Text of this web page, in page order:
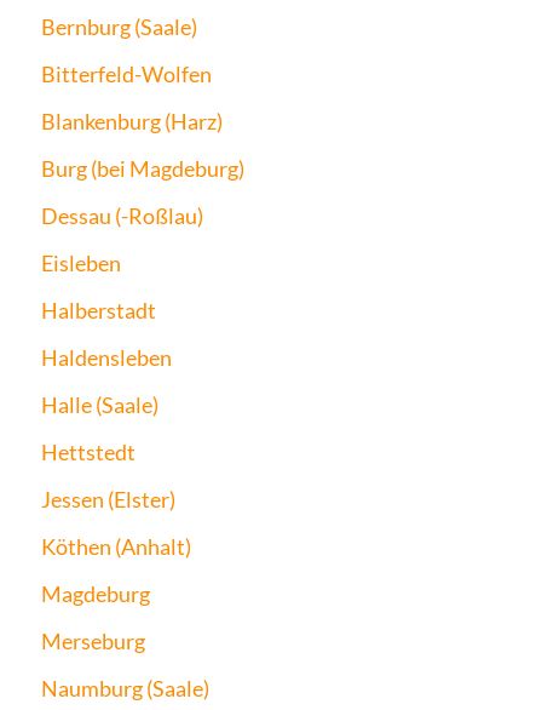
Bernburg (Saale)
Bitterfeld-Wolfen
Blankenburg (Harz)
Burg (bei Magdeburg)
Dessau (-Roßlau)
Eisleben
Halberstadt
Haldensleben
Halle (Saale)
Hettstedt
Jessen (Elster)
Köthen (Anhalt)
Magdeburg
Merseburg
Naumburg (Saale)